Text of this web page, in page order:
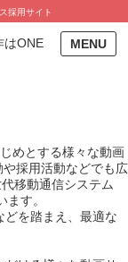
はONE
採用サイト
MENU
めとする様々な動画
採用活動などでも広
移動通信システム
す。
どを踏まえ、最適な